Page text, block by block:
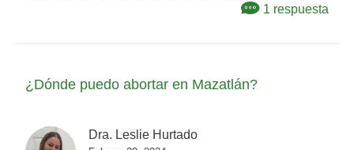
1 respuesta
¿Dónde puedo abortar en Mazatlán?
Dra. Leslie Hurtado